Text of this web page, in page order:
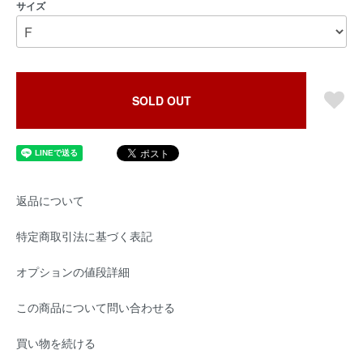
サイズ
SOLD OUT
返品について
特定商取引法に基づく表記
オプションの値段詳細
この商品について問い合わせる
買い物を続ける